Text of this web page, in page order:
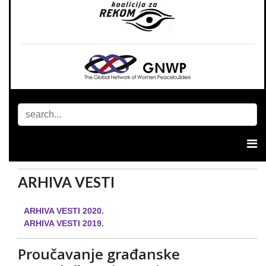
ARHIVA VESTI
ARHIVA VESTI 2020.
ARHIVA VESTI 2019.
Proučavanje građanske